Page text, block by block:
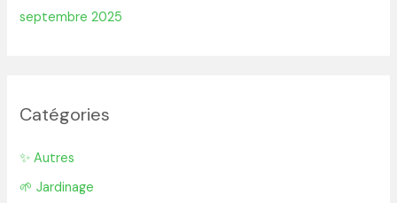
septembre 2025
Catégories
✨ Autres
🌱 Jardinage